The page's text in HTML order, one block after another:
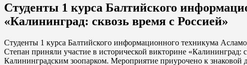
Студенты 1 курса Балтийского
«Калининград: сквозь время с Россией»
Студенты 1 курса Балтийского информационного техникума
Степан приняли участие в исторической викторине «Калининград:
Калининградским зоопарком. Мероприятие приурочено к